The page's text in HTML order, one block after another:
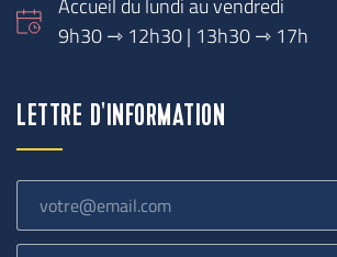
Accueil du lundi au vendredi
9h30 ⇾ 12h30 | 13h30 ⇾ 17h
LETTRE D'INFORMATION